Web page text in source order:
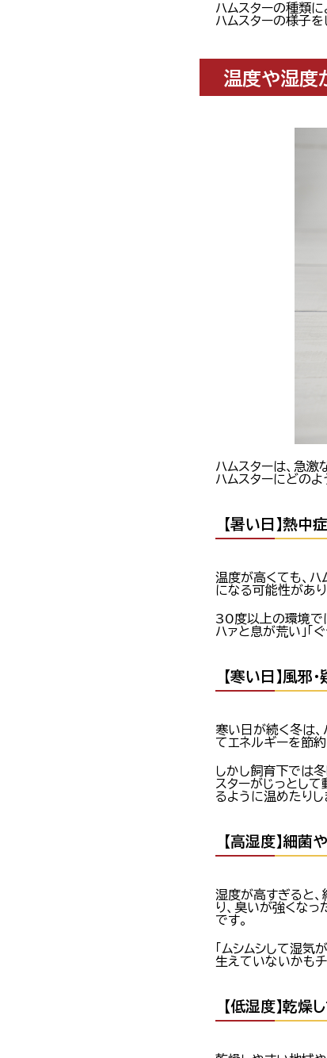
ハムスターの種類
ハムスターの様子を
温度や湿度
ハムスターは、急
ハムスターにどのよ
【暑い日】熱中
温度が高くても、ハ
になる可能性があり
30度以上の環境で
ハァと息が荒い」「
【寒い日】風邪
寒い日が続く冬は
てエネルギーを節約
しかし飼育下では
スターがじっとして
るように温めたりし
【高湿度】細菌
湿度が高すぎると
り、臭いが強くな
です。
「ムシムシして湿
生えていないかもチ
【低湿度】乾燥